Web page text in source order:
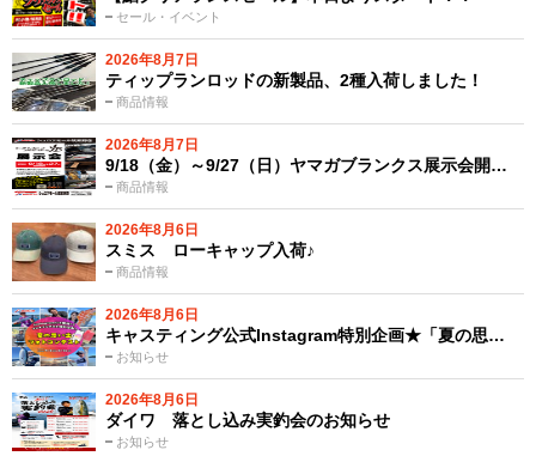
セール・イベント
2026年8月7日
商品情報
ティップランロッドの新製品、2種入荷しました！
2026年8月7日
商品情報
9/18（金）～9/27（日）ヤマガブランクス展示会開…
2026年8月6日
商品情報
スミス ローキャップ入荷♪
2026年8月6日
お知らせ
キャスティング公式Instagram特別企画★「夏の思…
2026年8月6日
お知らせ
ダイワ 落とし込み実釣会のお知らせ